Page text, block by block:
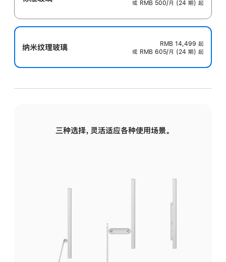
或 RMB 500/月 (24 期) 起
纳米纹理玻璃 RMB 14,499 起
或 RMB 605/月 (24 期) 起
三种选择，灵活适应各种使用场景。